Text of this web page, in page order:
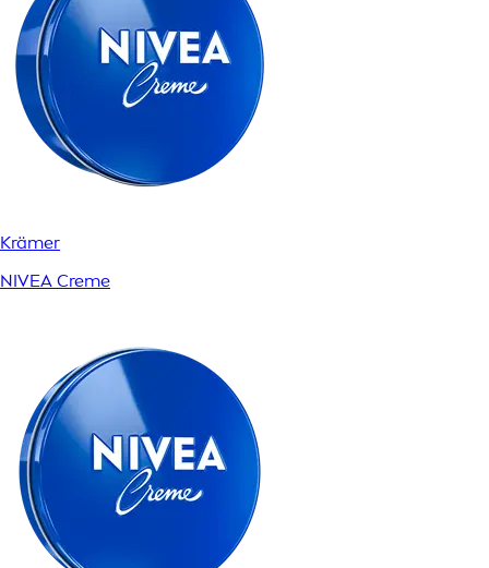
Krämer
NIVEA Creme